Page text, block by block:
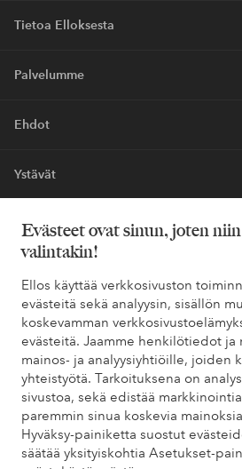
Evästeet ovat sinun, joten
valintakin!
Ellos käyttää verkkosivuston
evästeitä sekä analyysin, sisällön
koskevamman
evästeitä. Jaamme henkilötiedot ja
mainos- ja analyysiyhtiöille, joiden
yhteistyötä. Tarkoituksena on
sivustoa, sekä edistää
paremmin sinua koskevia
Hyväksy-painiketta suostut
säätää yksityiskohtia Asetukset-
Tietoa Elloksesta
Palvelumme
Ehdot
Ystävät
Turvalliset maksut – maksa
Haluatko tietää
lisää
elpy
Suomi - Valitse
Facebook Instagram